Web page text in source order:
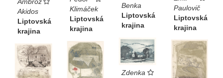
Akidos
Liptovská
krajina
Klimáček
Liptovská
krajina
Benka
Liptovská
krajina
Paulovič
Liptovská
krajina
Zdenka